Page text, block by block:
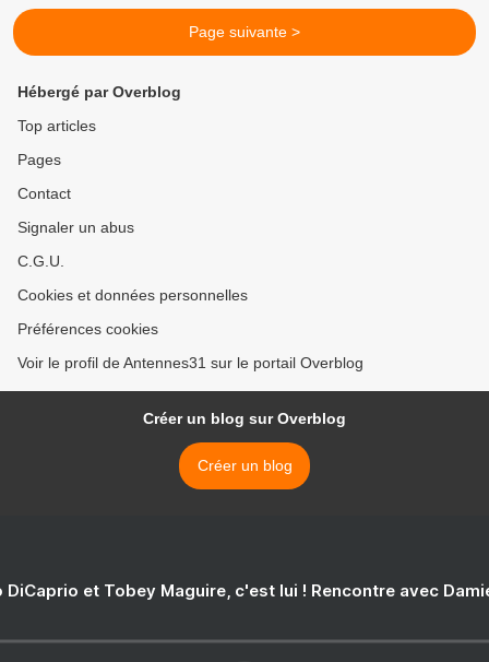
Page suivante >
Hébergé par Overblog
Top articles
Pages
Contact
Signaler un abus
C.G.U.
Cookies et données personnelles
Préférences cookies
Voir le profil de Antennes31 sur le portail Overblog
Créer un blog sur Overblog
Créer un blog
DiCaprio et Tobey Maguire, c'est lui ! Rencontre avec